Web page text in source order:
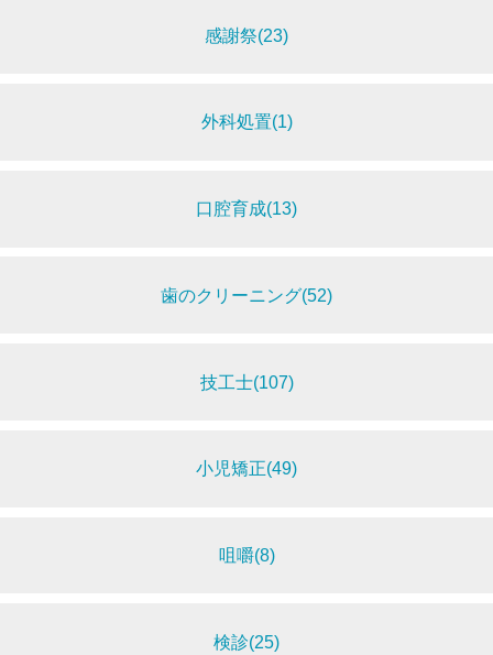
感謝祭(23)
外科処置(1)
口腔育成(13)
歯のクリーニング(52)
技工士(107)
小児矯正(49)
咀嚼(8)
検診(25)